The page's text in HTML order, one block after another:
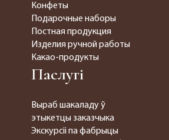
Конфеты
Подарочные наборы
Постная продукция
Изделия ручной работы
Какао-продукты
Паслугі
Выраб шакаладу ў
этыкетцы заказчыка
Экскурсіі па фабрыцы